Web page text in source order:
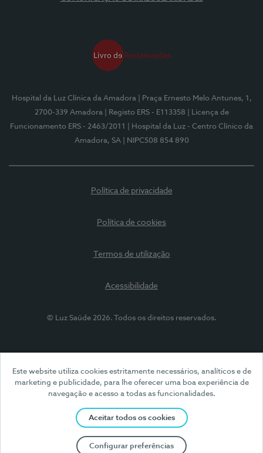
Este website utiliza cookies estritamente necessários, analíticos e de
marketing e publicidade, para lhe oferecer uma boa experiência de
navegação e acesso a todas as funcionalidades.
Aceitar todos os cookies
Configurar preferências
Hospital da Luz Clínica da Amadora
| Praça Ernesto Melo Antunes, 1,
2700-339 Amadora
| Registo ERS - E113358
| Licença de
Funcionamento ERS - 2463/2011
| Hospital da Luz - Centro Clínico da
Amadora, SA
| NIPC508 854 890
Política de privacidade
Política de cookies
Termos de utilização
Acessibilidade
© Luz Saúde 2026. Todos os direitos reservados.